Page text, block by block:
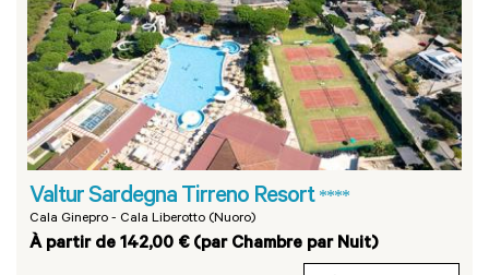
Valtur Sardegna Tirreno Resort ****
Cala Ginepro - Cala Liberotto (Nuoro)
À partir de 142,00 € (par Chambre par Nuit)